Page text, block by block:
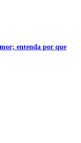
entenda por que